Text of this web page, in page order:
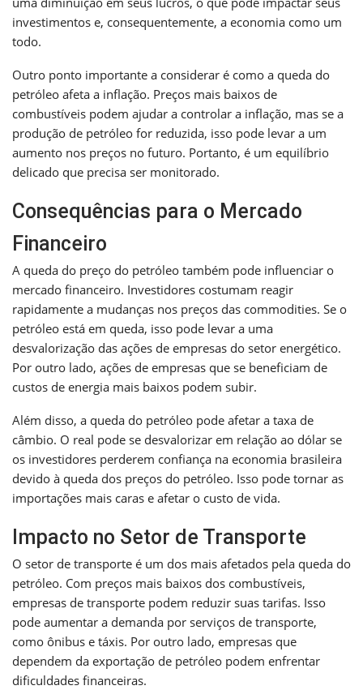
investimentos e, consequentemente, a economia como um
todo.
Outro ponto importante a considerar é como a queda do
petróleo afeta a inflação. Preços mais baixos de
combustíveis podem ajudar a controlar a inflação, mas se a
produção de petróleo for reduzida, isso pode levar a um
aumento nos preços no futuro. Portanto, é um equilíbrio
delicado que precisa ser monitorado.
Consequências para o Mercado
Financeiro
A queda do preço do petróleo também pode influenciar o
mercado financeiro. Investidores costumam reagir
rapidamente a mudanças nos preços das commodities. Se o
petróleo está em queda, isso pode levar a uma
desvalorização das ações de empresas do setor energético.
Por outro lado, ações de empresas que se beneficiam de
custos de energia mais baixos podem subir.
Além disso, a queda do petróleo pode afetar a taxa de
câmbio. O real pode se desvalorizar em relação ao dólar se
os investidores perderem confiança na economia brasileira
devido à queda dos preços do petróleo. Isso pode tornar as
importações mais caras e afetar o custo de vida.
Impacto no Setor de Transporte
O setor de transporte é um dos mais afetados pela queda do
petróleo. Com preços mais baixos dos combustíveis,
empresas de transporte podem reduzir suas tarifas. Isso
pode aumentar a demanda por serviços de transporte,
como ônibus e táxis. Por outro lado, empresas que
dependem da exportação de petróleo podem enfrentar
dificuldades financeiras.